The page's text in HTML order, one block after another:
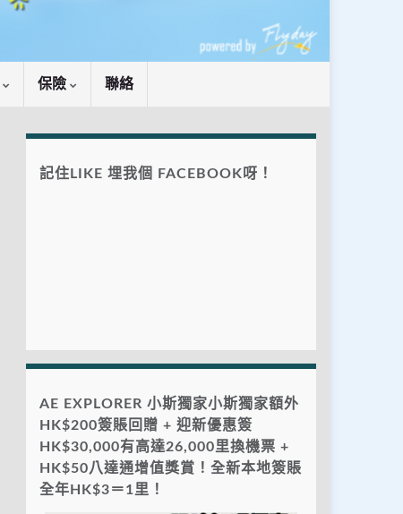
保險 聯絡
記住LIKE 埋我個 FACEBOOK呀！
AE EXPLORER 小斯獨家小斯獨家額外
HK$200簽賬回贈 + 迎新優惠簽
HK$30,000有高達26,000里換機票 +
HK$50八達通增值獎賞！全新本地簽賬
全年HK$3＝1里！